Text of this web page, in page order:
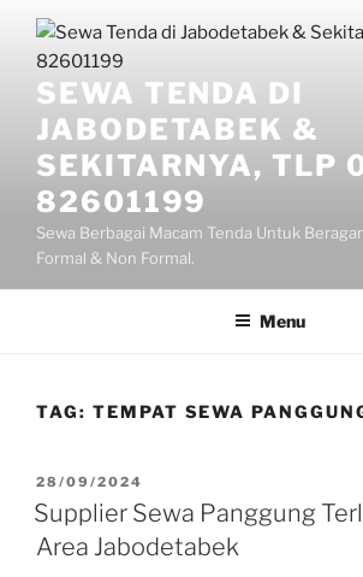
Lompat
konten
SEWA TENDA DI
JABODETABEK &
SEKITARNYA, TLP
82601199
Sewa Berbagai Macam Tenda Untuk
Formal & Non Formal.
Menu
TAG: TEMPAT SEWA
DIPOSKAN
PADA
28/09/2024
Supplier Sewa Panggung
Area Jabodetabek